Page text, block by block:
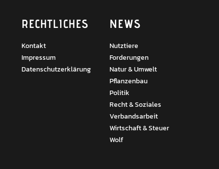
RECHTLICHES
Kontakt
Impressum
Datenschutzerklärung
NEWS
Nutztiere
Forderungen
Natur & Umwelt
Pflanzenbau
Politik
Recht & Soziales
Verbandsarbeit
Wirtschaft & Steuer
Wolf